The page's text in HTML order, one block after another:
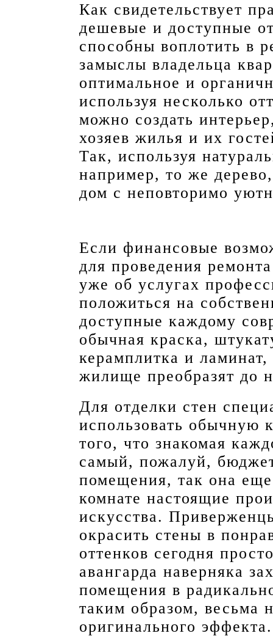
Как свидетельствует
дешевые и доступные
способны воплотить в
замыслы владельца
оптимальное и
используя несколько
можно создать
хозяев жилья и их
Так, используя
например, то же
дом с неповторимо
Если финансовые
для проведения
уже об услугах
положиться на
доступные каждому
обычная краска,
керамплитка и
жилище преобразят до
Для отделки стен
использовать обычную
того, что знакомая
самый, пожалуй,
помещения, так она еще
комнате настоящие
искусства.
окрасить стены в
оттенков сегодня
авангарда наверняка
помещения в
таким образом, весьма
оригинального эффекта.